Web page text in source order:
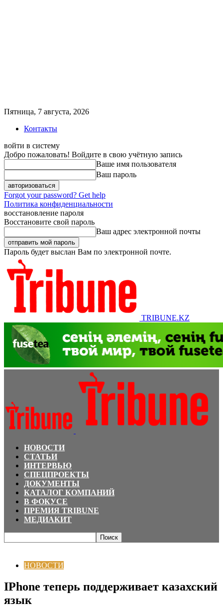
Пятница, 7 августа, 2026
Контакты
войти в систему
Добро пожаловать! Войдите в свою учётную запись
Ваше имя пользователя
Ваш пароль
Forgot your password? Get help
Политика конфиденциальности
восстановление пароля
Восстановите свой пароль
Ваш адрес электронной почты
Пароль будет выслан Вам по электронной почте.
TRIBUNE.KZ
НОВОСТИ
СТАТЬИ
ИНТЕРВЬЮ
СПЕЦПРОЕКТЫ
ДОКУМЕНТЫ
КАТАЛОГ КОМПАНИЙ
В ФОКУСЕ
ПРЕМИЯ TRIBUNE
МЕДИАКИТ
НОВОСТИ
IPhone теперь поддерживает казахский
язык